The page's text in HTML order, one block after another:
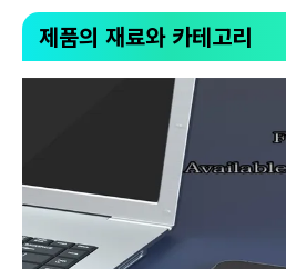
제품의 재료와 카테고리